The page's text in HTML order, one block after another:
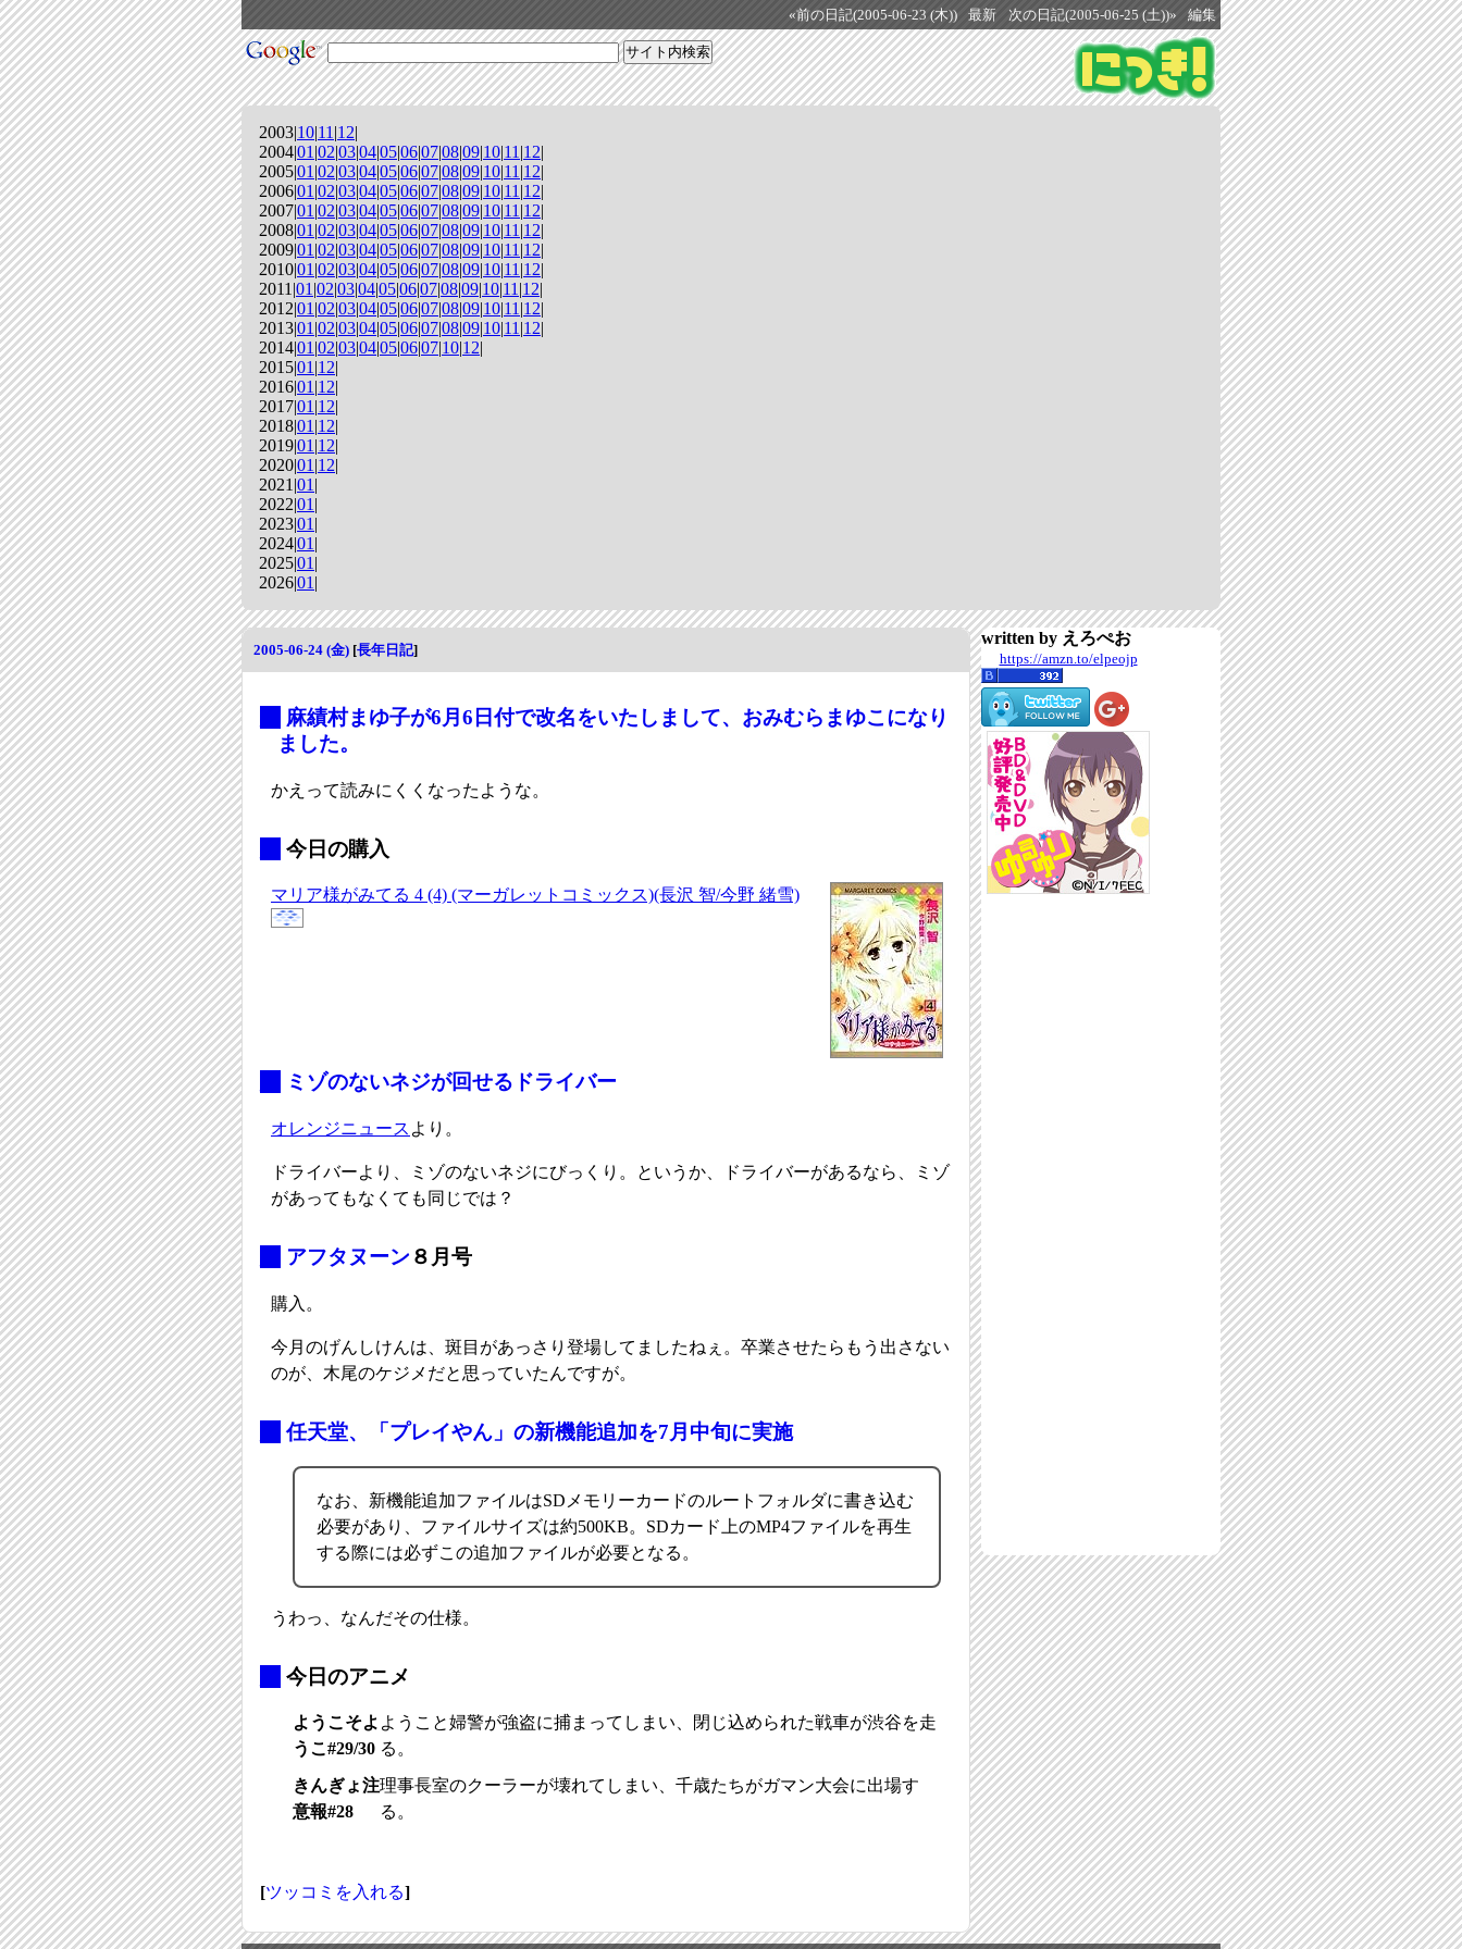
«前の日記(2005-06-23 (木)) 最新 次の日記(2005-06-25 (土))» 編集
2003|10|11 |12|
2004|01 |02|03|04|05|06|07|08|09|10|11 |12|
2005|01 |02|03|04|05|06|07|08|09|10|11 |12|
2006|01 |02|03|04|05|06|07|08|09|10|11 |12|
2007|01 |02|03|04|05|06|07|08|09|10|11 |12|
2008|01 |02|03|04|05|06|07|08|09|10|11 |12|
2009|01 |02|03|04|05|06|07|08|09|10|11 |12|
2010|01 |02|03|04|05|06|07|08|09|10|11 |12|
2011|01 |02|03|04|05|06|07|08|09|10|11 |12|
2012|01 |02|03|04|05|06|07|08|09|10|11 |12|
2013|01 |02|03|04|05|06|07|08|09|10|11 |12|
2014|01 |02|03|04|05|06|07|10|12|
2015|01 |12|
2016|01 |12|
2017|01 |12|
2018|01 |12|
2019|01 |12|
2020|01 |12|
2021|01 |
2022|01 |
2023|01 |
2024|01 |
2025|01 |
2026|01 |
2005-06-24 (金) [長年日記]
麻績村まゆ子が6月6日付で改名をいたしまして、おみむらまゆこになり
ました。
かえって読みにくくなったような。
今日の購入
マリア様がみてる 4 (4) (マーガレットコミックス)(長沢 智/今野 緒雪)
ミゾのないネジが回せるドライバー
オレンジニュース より。
ドライバーより、ミゾのないネジにびっくり。というか、ドライバーがあるなら、ミゾ
があってもなくても同じでは？
アフタヌーン ８月号
購入。
今月のげんしけんは、斑目があっさり登場してましたねぇ。卒業させたらもう出さない
のが、木尾のケジメだと思っていたんですが。
任天堂、「プレイやん」の新機能追加を7月中旬に実施
なお、新機能追加ファイルはSDメモリーカードのルートフォルダに書き込む
必要があり、ファイルサイズは約500KB。SDカード上のMP4ファイルを再生
する際には必ずこの追加ファイルが必要となる。
うわっ、なんだその仕様。
今日のアニメ
ようこそよ
うこ#29/30
ようこと婦警が強盗に捕まってしまい、閉じ込められた戦車が渋谷を走
る。
きんぎょ注
意報#28
理事長室のクーラーが壊れてしまい、千歳たちがガマン大会に出場す
る。
[ツッコミを入れる]
written by えろぺお
https://amzn.to/elpeojp